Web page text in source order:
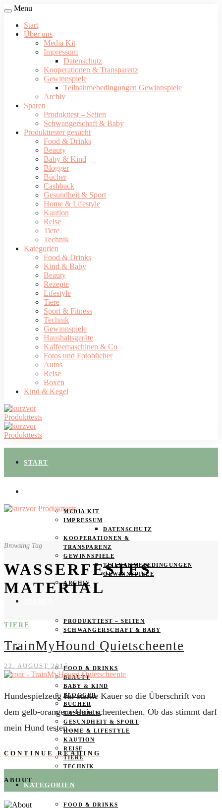
Menu
Start
Über uns
Media Kit
Impressum
Datenschutz
Kooperationen & Transparenz
Gewinnspiele
Teilnahmebedingungen Gewinnspiele
Archiv
Sparen
Produkttest – Seiten
Schwangerschaft & Baby
Produkttester gesucht
Food & Drinks
Beauty
Baby & Kind
Blogger
Bücher
Cashback
Gesundheit & Sport
Home & Lifestyle
Kaution
Reise
Tiere
Technik
Kategorien
Food & Drinks
Kind & Baby
Beauty
Rezepte
Lifestyle
Tiere
Sport & Fitness
Technik
Gewinnspiele
Haushaltsgeräte
Kaffeemaschinen & Co
Fotos und Fotobücher
Autos
Reise
Boxen
Kind & Kegel
START
MEDIA KIT
IMPRESSUM
DATENSCHUTZ
KOOPERATIONEN &
TRANSPARENZ
GEWINNSPIELE
TEILNAHMEBEDINGUNGEN
GEWINNSPIELE
ARCHIV
PRODUKTTEST – SEITEN
SCHWANGERSCHAFT & BABY
PRODUKTTESTER GESUCHT
FOOD & DRINKS
BEAUTY
BABY & KIND
BLOGGER
BÜCHER
CASHBACK
GESUNDHEIT & SPORT
HOME & LIFESTYLE
KAUTION
REISE
TIERE
TECHNIK
KATEGORIEN
FOOD & DRINKS
Browsing Tag
WASSERFESTES
MATERIAL
TIERE
TrainMyHound Quietscheente
22. AUGUST 2015
Hundespielzeug für starke Kauer so die Überschrift von
dem gelb-orangene Quietscheentechen. Ob das stimmt darf
mein Hund testen…
CONTINUE READING
ABOUT